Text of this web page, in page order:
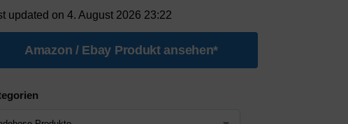
updated on 4. August 2026 23:22
Amazon / Ebay Produkt ansehen*